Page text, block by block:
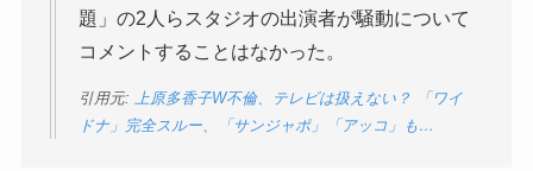
題」の2人らスタジオの出演者が騒動について
コメントすることはなかった。
引用元:
上原多香子W不倫、テレビは扱えない？ 「ワイ
ドナ」完全スルー、「サンジャポ」「アッコ」も…